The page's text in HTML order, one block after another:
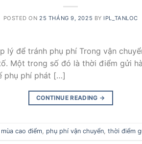
POSTED ON 25 THÁNG 9, 2025 BY IPL_TANLOC
lý để tránh phụ phí Trong vận
Một trong số đó là thời điểm gửi
phụ phí phát […]
CONTINUE READING →
cao điểm, phụ phí vận chuyển, thời điểm